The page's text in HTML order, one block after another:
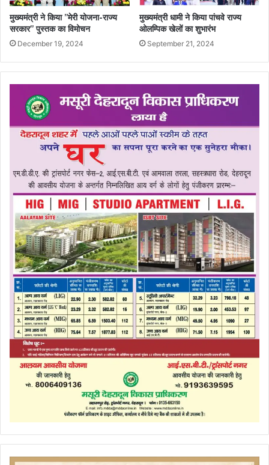
मुख्यमंत्री ने किया ’’मेरी योजना-राज्य
सरकार’’ पुस्तक का विमोचन
December 19, 2024
मुख्यमंत्री धामी ने किया पांचवे राज्य
ओलम्पिक खेलों का शुभारंभ
September 21, 2024